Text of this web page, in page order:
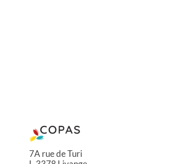
7A rue de Turi